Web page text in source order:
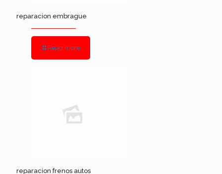
reparacion embrague
Read more
reparacion frenos autos